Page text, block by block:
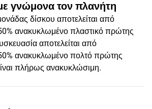
γνώμονα τον πλανήτη
δίσκου αποτελείται από
ανακυκλωμένο πλαστικό πρώτης
αποτελείται από
ανακυκλωμένο πολτό πρώτης
πλήρως ανακυκλώσιμη.